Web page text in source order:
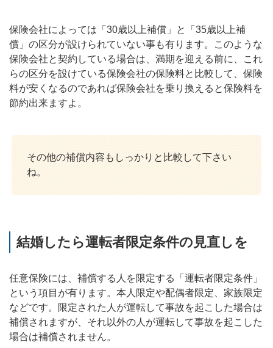
保険会社によっては「30歳以上補償」と「35歳以上補
償」の区分が設けられていない事も有ります。このような
保険会社と契約している場合は、満期を迎える前に、これ
らの区分を設けている保険会社の保険料と比較して、保険
料が安くなるのであれば保険会社を乗り換えると保険料を
節約出来ますよ。
その他の補償内容もしっかりと比較して下さい
ね。
結婚したら運転者限定条件の見直しを
任意保険には、補償する人を限定する「運転者限定条件」
という項目が有ります。本人限定や配偶者限定、家族限定
などです。限定された人が運転して事故を起こした場合は
補償されますが、それ以外の人が運転して事故を起こした
場合は補償されません。